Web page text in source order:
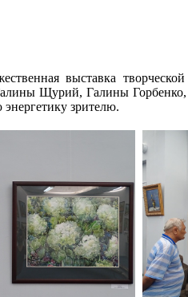
выставка
Щурий, Галины
зрителю.